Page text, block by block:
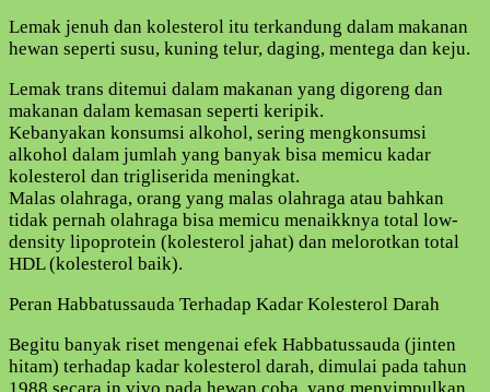
Lemak jenuh dan kolesterol itu terkandung dalam makanan
hewan seperti susu, kuning telur, daging, mentega dan keju.
Lemak trans ditemui dalam makanan yang digoreng dan
makanan dalam kemasan seperti keripik.
Kebanyakan konsumsi alkohol, sering mengkonsumsi
alkohol dalam jumlah yang banyak bisa memicu kadar
kolesterol dan trigliserida meningkat.
Malas olahraga, orang yang malas olahraga atau bahkan
tidak pernah olahraga bisa memicu menaikknya total low-
density lipoprotein (kolesterol jahat) dan melorotkan total
HDL (kolesterol baik).
Peran Habbatussauda Terhadap Kadar Kolesterol Darah
Begitu banyak riset mengenai efek Habbatussauda (jinten
hitam) terhadap kadar kolesterol darah, dimulai pada tahun